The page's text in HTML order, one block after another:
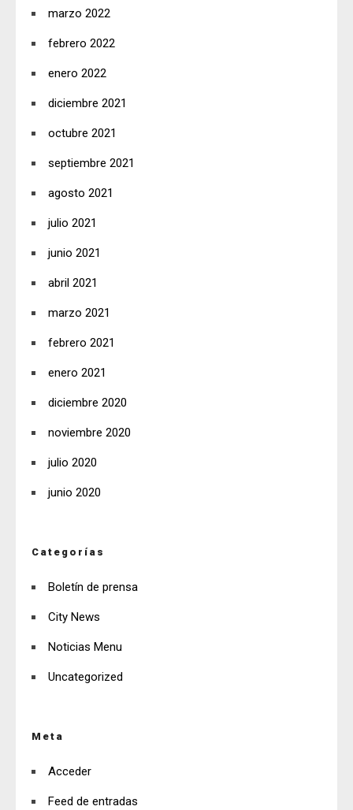
marzo 2022
febrero 2022
enero 2022
diciembre 2021
octubre 2021
septiembre 2021
agosto 2021
julio 2021
junio 2021
abril 2021
marzo 2021
febrero 2021
enero 2021
diciembre 2020
noviembre 2020
julio 2020
junio 2020
Categorías
Boletín de prensa
City News
Noticias Menu
Uncategorized
Meta
Acceder
Feed de entradas